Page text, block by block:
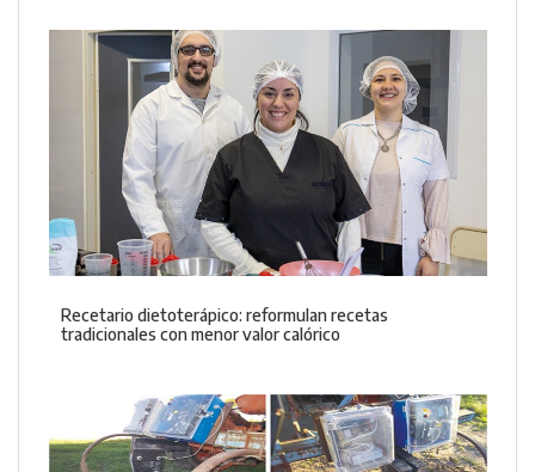
Recetario dietoterápico: reformulan recetas
tradicionales con menor valor calórico